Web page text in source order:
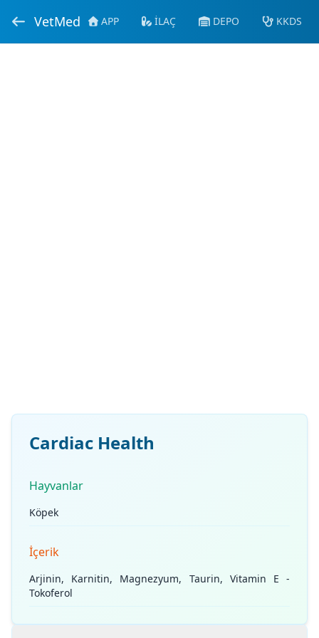
VetMed APP İLAÇ DEPO KKDS
Cardiac Health
Hayvanlar
Köpek
İçerik
Arjinin, Karnitin, Magnezyum, Taurin, Vitamin E -
Tokoferol